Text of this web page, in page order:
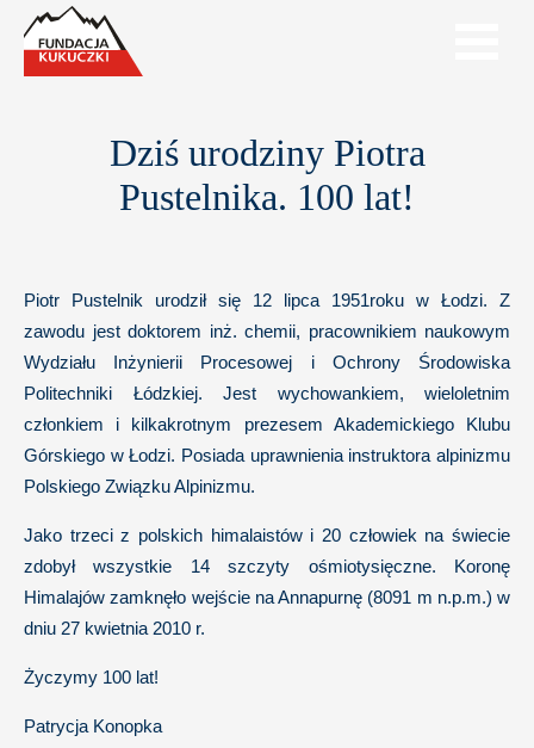
Dziś urodziny Piotra
Pustelnika. 100 lat!
Piotr Pustelnik urodził się 12 lipca 1951roku w Łodzi. Z
zawodu jest doktorem inż. chemii, pracownikiem naukowym
Wydziału Inżynierii Procesowej i Ochrony Środowiska
Politechniki Łódzkiej. Jest wychowankiem, wieloletnim
członkiem i kilkakrotnym prezesem Akademickiego Klubu
Górskiego w Łodzi. Posiada uprawnienia instruktora alpinizmu
Polskiego Związku Alpinizmu.
Jako trzeci z polskich himalaistów i 20 człowiek na świecie
zdobył wszystkie 14 szczyty ośmiotysięczne. Koronę
Himalajów zamknęło wejście na Annapurnę (8091 m n.p.m.) w
dniu 27 kwietnia 2010 r.
Życzymy 100 lat!
Patrycja Konopka